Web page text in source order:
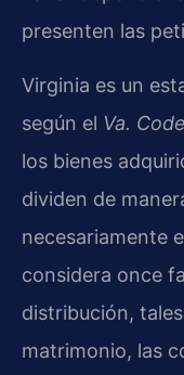
presenten las
Virginia es un
según el Va.
los bienes
dividen de
necesariamente
considera once
distribución,
matrimonio, las